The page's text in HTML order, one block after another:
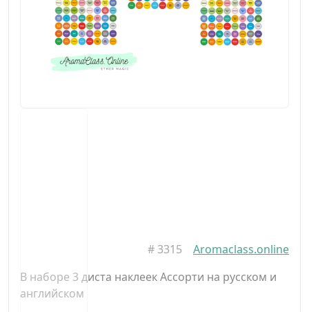
#3315
Aromaclass.online
В наборе 3 диста наклеек Ассорти на русском и
английском